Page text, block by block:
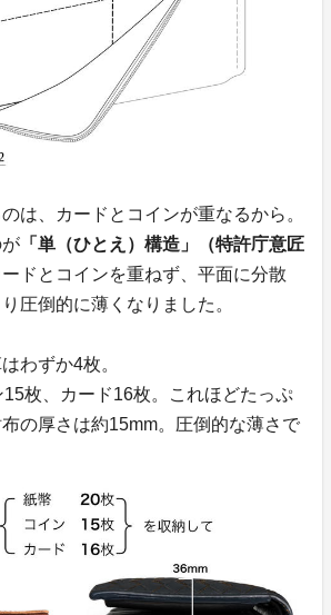
は、カードとコインが重なるから。
「単（ひとえ）構造」（特許庁意匠
ドとコインを重ねず、平面に分散
圧倒的に薄くなりました。
わずか4枚。
枚、カード16枚。これほどたっぷ
の厚さは約15mm。圧倒的な薄さで